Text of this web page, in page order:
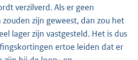
verzilverd. Als er geen
zijn geweest, dan zou het
lager zijn vastgesteld. Het is dus
ertoe leiden dat er